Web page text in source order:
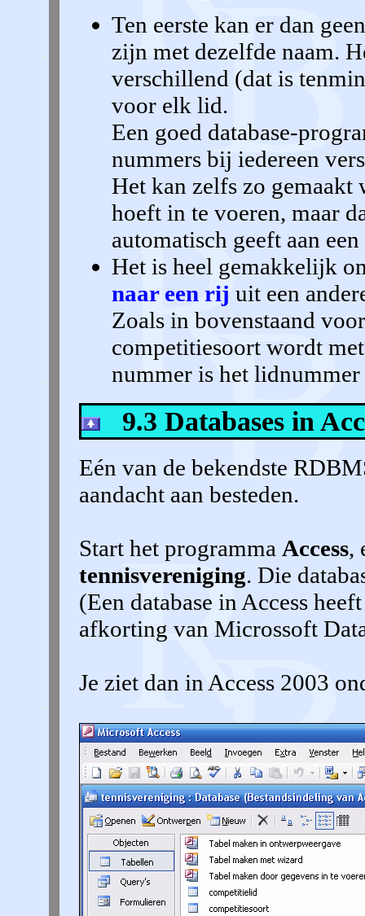
Ten eerste kan er dan
zijn met dezelfde naam.
verschillend (dat is
voor elk lid.
Een goed database-
nummers bij iedereen
Het kan zelfs zo
hoeft in te voeren, maar
automatisch geeft aan
Het is heel gemakkelijk
naar een rij uit een
Zoals in bovenstaand
competitiesoort wordt
nummer is het lidnummer
9.3 Databases in
Eén van de bekendste
aandacht aan besteden.
Start het programma Access,
tennisvereniging. Die
(Een database in Access
afkorting van Microssoft
Je ziet dan in Access 2003